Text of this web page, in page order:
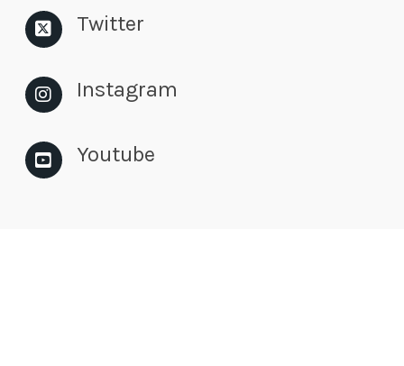
Twitter
Instagram
Youtube